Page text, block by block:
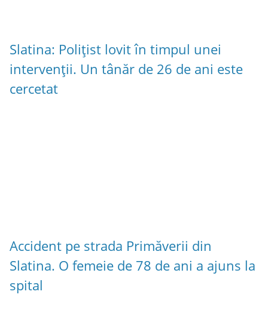
Slatina: Polițist lovit în timpul unei
intervenții. Un tânăr de 26 de ani este
cercetat
Accident pe strada Primăverii din
Slatina. O femeie de 78 de ani a ajuns la
spital